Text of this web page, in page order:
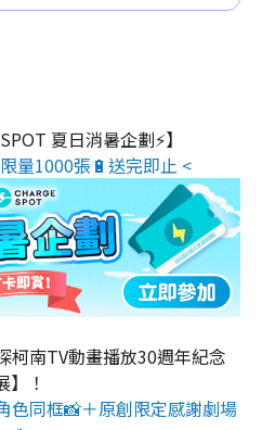
夏日消暑企劃⚡】
量1000張🔋送完即止 <
柯南TV動畫播放30週年紀念
】！
色同框📸＋原創限定感謝劇場